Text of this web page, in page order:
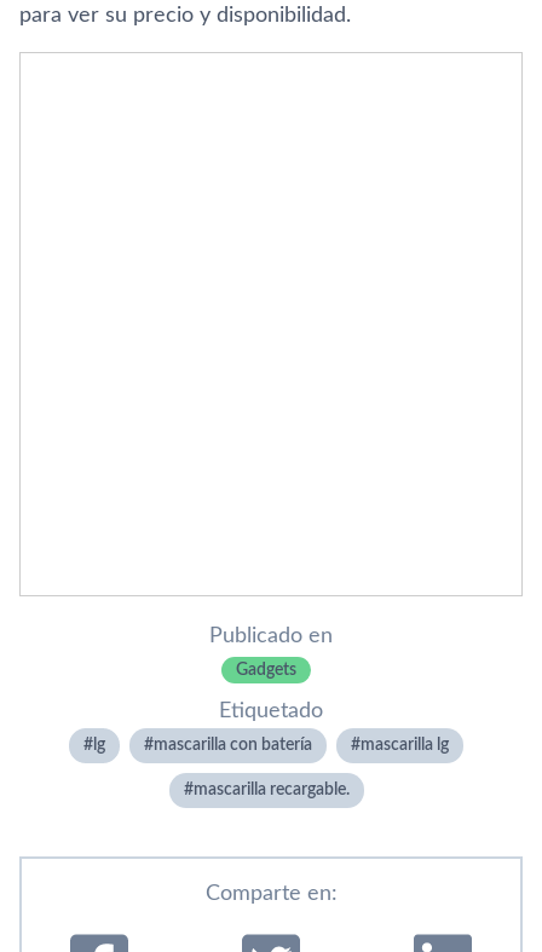
para ver su precio y disponibilidad.
Publicado en
Gadgets
Etiquetado
lg mascarilla con batería mascarilla lg
mascarilla recargable.
Comparte en: